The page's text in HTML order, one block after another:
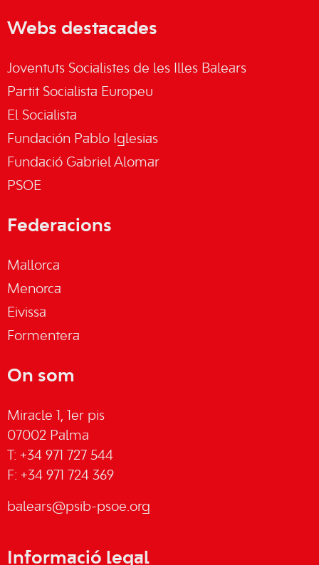
Webs destacades
Joventuts Socialistes de les Illes Balears
Partit Socialista Europeu
El Socialista
Fundación Pablo Iglesias
Fundació Gabriel Alomar
PSOE
Federacions
Mallorca
Menorca
Eivissa
Formentera
On som
Miracle 1, 1er pis
07002 Palma
T: +34 971 727 544
F: +34 971 724 369
balears@psib-psoe.org
Informació legal